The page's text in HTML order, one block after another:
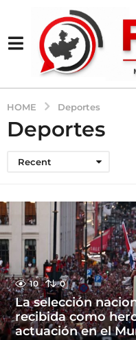
HOME Deportes
Deportes
Recent
10 0
La selección
recibida como
actuación en el